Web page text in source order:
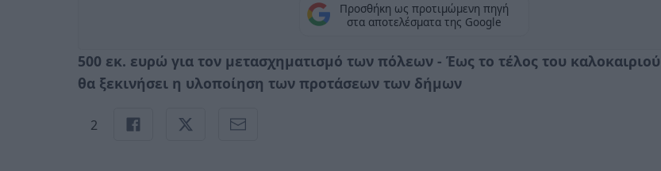
Προσθήκη ως προτιμώμενη πηγή
στα αποτελέσματα της Google
500 εκ. ευρώ για τον μετασχηματισμό των πόλεων - Έως το τέλος του καλοκαιριού
θα ξεκινήσει η υλοποίηση των προτάσεων των δήμων
2